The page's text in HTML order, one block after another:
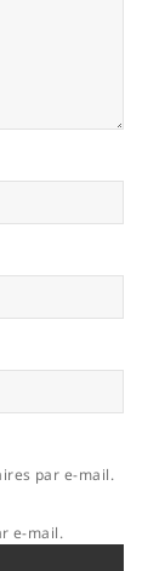
par e-mail.
e-mail.